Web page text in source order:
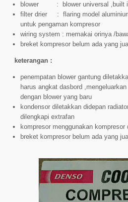
blower : blower universal ,built
filter drier : flaring model aluminiun
untuk pengaman kompresor
wiring system : memakai orinya /
breket kompresor belum ada yang
keterangan :
penempatan blower gantung
harus angkat dasbord
dengan blower yang baru
kondensor diletakkan didepan
dilengkapi extrafan
kompresor menggunakan kompresor
breket kompresor belum ada yang